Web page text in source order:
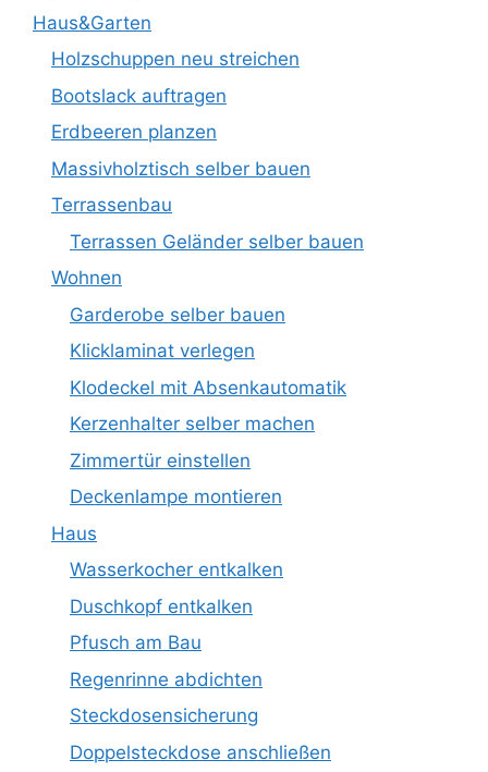
Haus&Garten
Holzschuppen neu streichen
Bootslack auftragen
Erdbeeren planzen
Massivholztisch selber bauen
Terrassenbau
Terrassen Geländer selber bauen
Wohnen
Garderobe selber bauen
Klicklaminat verlegen
Klodeckel mit Absenkautomatik
Kerzenhalter selber machen
Zimmertür einstellen
Deckenlampe montieren
Haus
Wasserkocher entkalken
Duschkopf entkalken
Pfusch am Bau
Regenrinne abdichten
Steckdosensicherung
Doppelsteckdose anschließen